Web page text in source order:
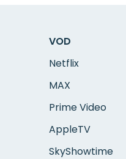
VOD
Netflix
MAX
Prime Video
AppleTV
SkyShowtime